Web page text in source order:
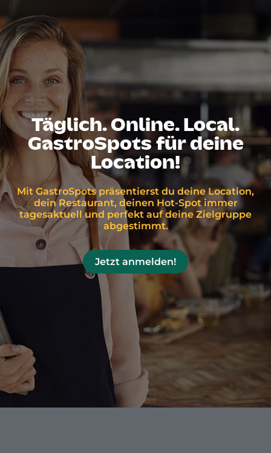
Täglich. Online. Local.
GastroSpots für deine
Location!
Mit GastroSpots präsentierst du deine Location,
dein Restaurant, deinen Hot-Spot immer
tagesaktuell und perfekt auf deine Zielgruppe
abgestimmt.
Jetzt anmelden!